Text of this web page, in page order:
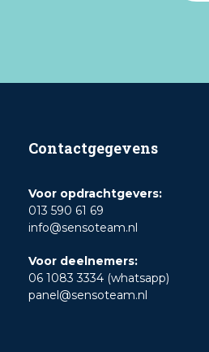
Contactgegevens
Voor opdrachtgevers:
013 590 61 69
info@sensoteam.nl
Voor deelnemers:
06 1083 3334 (whatsapp)
panel@sensoteam.nl